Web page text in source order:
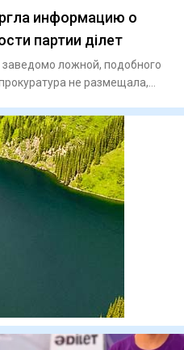
информацию о
партии Әділет
ложной, подобного
не размещала,